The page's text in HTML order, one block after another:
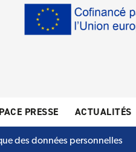
PRESSE ACTUALITÉS
des données personnelles